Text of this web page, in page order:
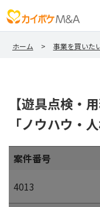
ホーム 事業を買いた
【遊具点検・
「ノウハウ・
案件番号
4013